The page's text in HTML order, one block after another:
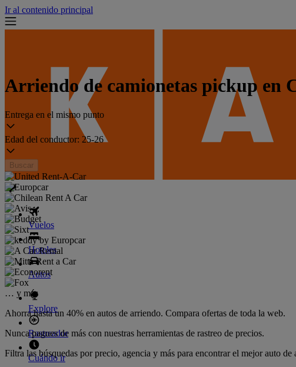
Ir al contenido principal
Vuelos
Hoteles
Autos
Explore
Rastreador
Cuándo ir
Arriendo de camionetas pickup en
Entrega en el mismo punto
Edad del conductor: 25-26
Buscar
… y más
Ahorra hasta un 40% en autos de arriendo. Compara ofertas de toda la web.
Nunca pagues de más con nuestras herramientas de rastreo de precios.
Filtra las búsquedas por precio, agencia y más para encontrar el mejor auto de